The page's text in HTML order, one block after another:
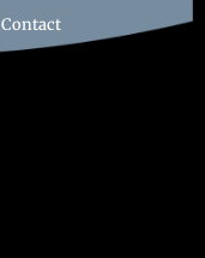
Contact